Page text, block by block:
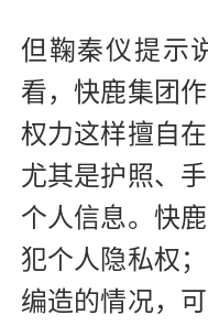
但鞠秦仪提示
看，快鹿集团
权力这样擅自
尤其是护照、
个人信息。快
犯个人隐私权
编造的情况，